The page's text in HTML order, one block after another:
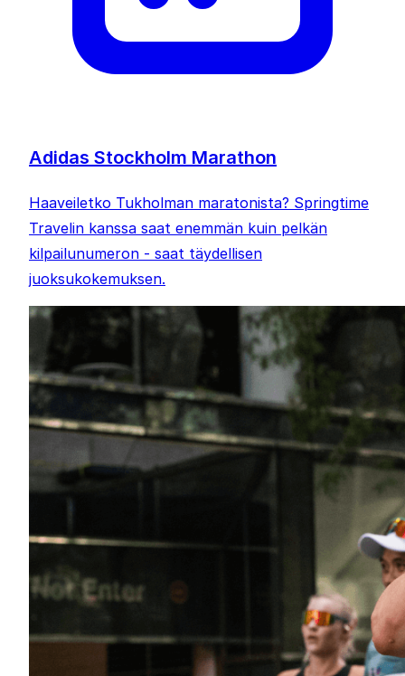
Adidas Stockholm Marathon
Haaveiletko Tukholman maratonista? Springtime
Travelin kanssa saat enemmän kuin pelkän
kilpailunumeron - saat täydellisen
juoksukokemuksen.